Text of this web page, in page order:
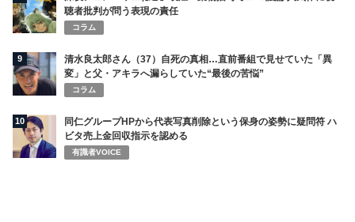
聴者批判が問う表現の責任
コラム
9
清水良太郎さん（37）自死の真相…直前番組で見せていた「異
変」と父・アキラへ漏らしていた“最後の苦悩”
コラム
10
同仁グループHPから代表写真削除という保身の姿勢に疑問符 ハ
ビタ売上金回収指示を認める
有識者VOICE